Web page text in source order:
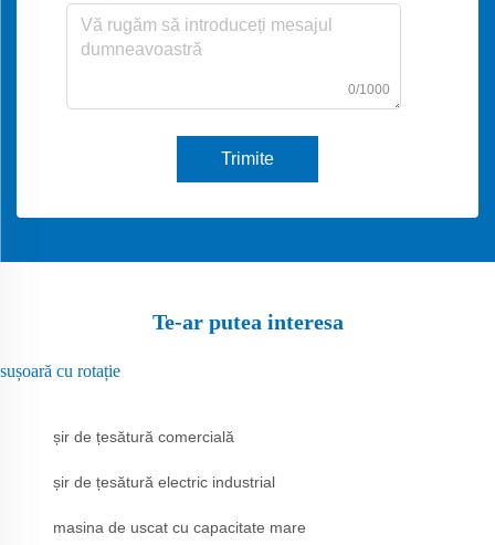
0/1000
Trimite
Te-ar putea interesa
sușoară cu rotație
șir de țesătură comercială
șir de țesătură electric industrial
masina de uscat cu capacitate mare